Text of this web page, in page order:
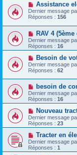
Assistance
Dernier message
Réponses : 156
RAV 4
Dernier message
Réponses : 16
Besoin de
Dernier message
Réponses : 62
besoin de
Dernier message
Réponses : 16
Nouveau
Dernier message
Réponses : 23
Tracter en
Dernier message
Réponses : 1